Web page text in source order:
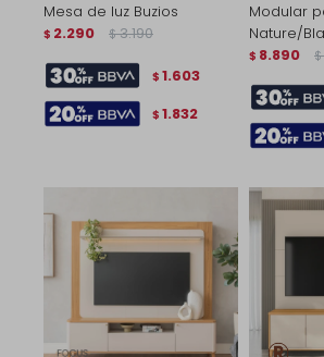
Mesa de luz Buzios
$ 2.290 $ 3.190
$ 1.603
$ 1.832
Modular
Nature/
$ 8.890 $